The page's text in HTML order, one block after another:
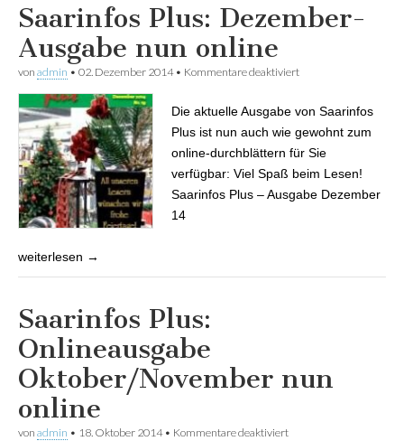
Saarinfos Plus: Dezember-
Ausgabe nun online
von admin • 02. Dezember 2014• Kommentare deaktiviert
Die aktuelle Ausgabe von Saarinfos
Plus ist nun auch wie gewohnt zum
online-durchblättern für Sie
verfügbar: Viel Spaß beim Lesen!
Saarinfos Plus – Ausgabe Dezember
14
weiterlesen →
Saarinfos Plus:
Onlineausgabe
Oktober/November nun
online
von admin • 18. Oktober 2014• Kommentare deaktiviert